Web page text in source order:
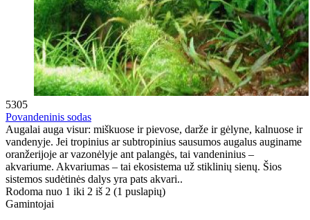
5305
Povandeninis sodas
Augalai auga visur: miškuose ir pievose, darže ir gėlyne, kalnuose ir
vandenyje. Jei tropinius ar subtropinius sausumos augalus auginame
oranžerijoje ar vazonėlyje ant palangės, tai vandeninius –
akvariume. Akvariumas – tai ekosistema už stiklinių sienų. Šios
sistemos sudėtinės dalys yra pats akvari..
Rodoma nuo 1 iki 2 iš 2 (1 puslapių)
Gamintojai